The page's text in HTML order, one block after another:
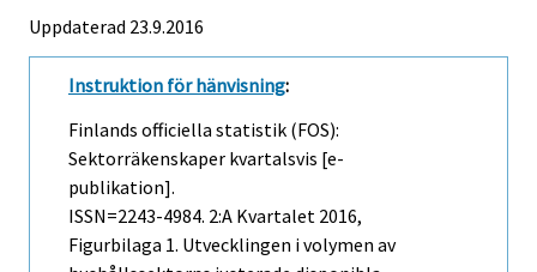
Uppdaterad 23.9.2016
Instruktion för hänvisning:
Finlands officiella statistik (FOS):
Sektorräkenskaper kvartalsvis [e-
publikation].
ISSN=2243-4984. 2:a Kvartalet 2016,
Figurbilaga 1. Utvecklingen i volymen av